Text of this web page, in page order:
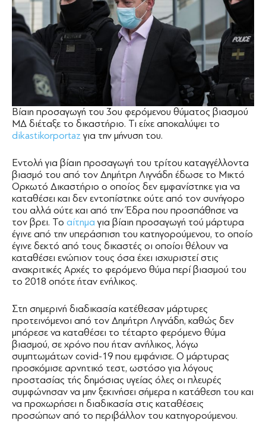
Βίαιη προσαγωγή του 3ου φερόμενου θύματος βιασμού
ΜΔ διέταξε το δικαστήριο. Τι είχε αποκαλύψει το
dikastikorportaz για την μήνυση του.
Εντολή για βίαιη προσαγωγή του τρίτου καταγγέλλοντα
βιασμό του από τον Δημήτρη Λιγνάδη έδωσε το Μικτό
Ορκωτό Δικαστήριο ο οποίος δεν εμφανίστηκε για να
καταθέσει και δεν εντοπίστηκε ούτε από τον συνήγορο
του αλλά ούτε και από την Έδρα που προσπάθησε να
τον βρει. Το αίτημα για βίαιη προσαγωγή τού μάρτυρα
έγινε από την υπεράσπιση του κατηγορούμενου, το οποίο
έγινε δεκτό από τους δικαστές οι οποίοι θέλουν να
καταθέσει ενώπιον τους όσα έχει ισχυριστεί στις
ανακριτικές Αρχές το φερόμενο θύμα περί βιασμού του
το 2018 οπότε ήταν ενήλικος.
Στη σημερινή διαδικασία κατέθεσαν μάρτυρες
προτεινόμενοι από τον Δημήτρη Λιγνάδη, καθώς δεν
μπόρεσε να καταθέσει το τέταρτο φερόμενο θύμα
βιασμού, σε χρόνο που ήταν ανήλικος, λόγω
συμπτωμάτων covid-19 που εμφάνισε. Ο μάρτυρας
προσκόμισε αρνητικό τεστ, ωστόσο για λόγους
προστασίας τής δημόσιας υγείας όλες οι πλευρές
συμφώνησαν να μην ξεκινήσει σήμερα η κατάθεση του και
να προχωρήσει η διαδικασία στις καταθέσεις
προσώπων από το περιβάλλον του κατηγορούμενου.